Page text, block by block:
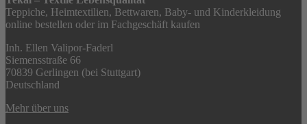
Teppiche, Heimtextilien, Bettwaren, Baby- und Kinderkleidung
online bestellen oder im Fachgeschäft kaufen
Inh. Ellen Valipor-Faderl
Siemensstraße 66
70839 Gerlingen (bei Stuttgart)
Deutschland
Mehr über uns